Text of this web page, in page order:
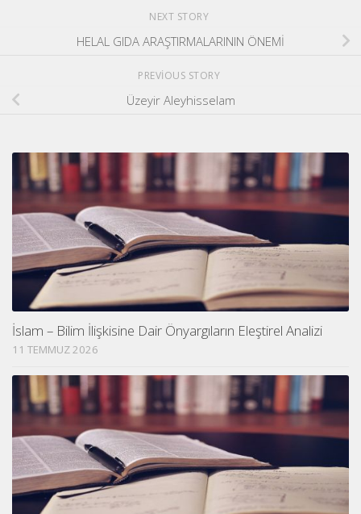
NEXT STORY
HELAL GIDA ARAŞTIRMALARININ ÖNEMİ
PREVIOUS STORY
Üzeyir Aleyhisselam
İslam – Bilim İlişkisine Dair Önyargıların Eleştirel Analizi
11 TEMMUZ 2026